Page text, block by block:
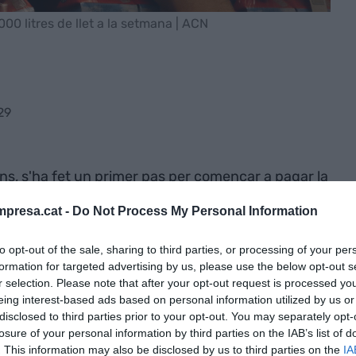
- Do Not Process My Personal Information
opt-out of the sale, sharing to third parties, or processing of your
for targeted advertising by us, please use the below opt-out
selection. Please note that after your opt-out request is processed
interest-based ads based on personal information utilized by us
to third parties prior to your opt-out. You may separately
of your personal information by third parties on the IAB’s list of
This information may also be disclosed by us to third parties on the
litres de llet a la setmana | ACN
s'ha fet un primer pas per començar a pagar la
preu just per al ramader. Ho faran sota la
20.000 litres de llet a la setmana, i l'oferta
que pagarà el grup osonenc està situat, per
de producció. Concretament, pagaran 41,5
ho en costa 40.
un reconeixement i un bri d'esperança